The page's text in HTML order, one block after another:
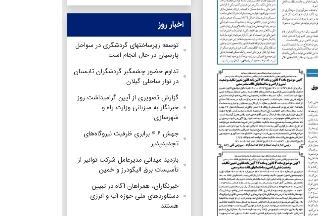
اخبار روز
توسعه زیرساختهای گردشگری در سواحل
پارسیان در حال انجام است
تداوم حضور چشمگیر گردشگران تابستان
در نوار ساحلی گیلان
گزارش تصویری از آیین گرامیداشت روز
خبرنگار به میزبانی وزارت راه و
شهرسازی.
جهش ۴.۶ برابری ظرفیت نیروگاه‌های
تجدیدپذیر
بازدید میدانی مدیرعامل شرکت توانیر از
تأسیسات برق الیگودرز و خمین
خبرنگاران، همراهان آگاه در تبیین
دستاوردهای ملی حوزه آب و انرژی
هستند